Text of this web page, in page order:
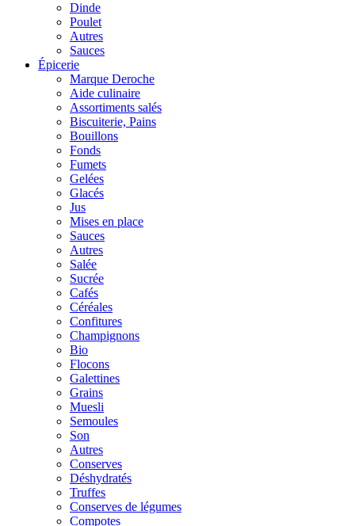
Dinde
Poulet
Autres
Sauces
Épicerie
Marque Deroche
Aide culinaire
Assortiments salés
Biscuiterie, Pains
Bouillons
Fonds
Fumets
Gelées
Glacés
Jus
Mises en place
Sauces
Autres
Salée
Sucrée
Cafés
Céréales
Confitures
Champignons
Bio
Flocons
Galettines
Grains
Muesli
Semoules
Son
Autres
Conserves
Déshydratés
Truffes
Conserves de légumes
Compotes